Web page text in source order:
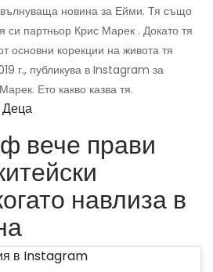
новина за Ейми. Тя също
си партньор Крис Марек . Докато тя
основни корекции на живота тя
г., публикува в Instagram за
Ето какво казва тя.
вече прави
навлиза в
в Instagram